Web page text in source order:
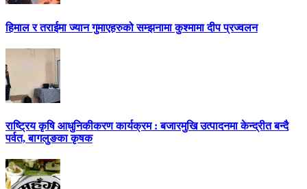
हिमाल र तराईमा ज्यान गुमाएहरुको सम्झनामा कुश्मामा दीप प्रज्वलन
राष्ट्रिय कृषि आधुनिकीकरण कार्यक्रम : बजारमुखि उत्पादनमा केन्द्रीत बन्दै
पर्वत, बागलुङका कृषक